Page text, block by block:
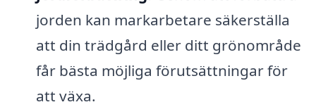
jorden kan markarbetare säkerställa
att din trädgård eller ditt grönområde
får bästa möjliga förutsättningar för
att växa.